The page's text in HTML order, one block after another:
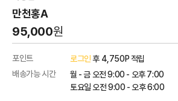
만천홍A
95,000원
포인트 로그인후 4,750P 적립
배송가능 시간
월 - 금 오전 9:00 - 오후 7:00
토요일 오전 9:00 - 오후 6:00